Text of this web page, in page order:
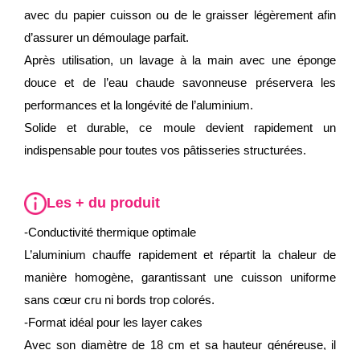
avec du papier cuisson ou de le graisser légèrement afin
d’assurer un démoulage parfait.
Après utilisation, un lavage à la main avec une éponge
douce et de l’eau chaude savonneuse préservera les
performances et la longévité de l’aluminium.
Solide et durable, ce moule devient rapidement un
indispensable pour toutes vos pâtisseries structurées.
Les + du produit
-Conductivité thermique optimale
L’aluminium chauffe rapidement et répartit la chaleur de
manière homogène, garantissant une cuisson uniforme
sans cœur cru ni bords trop colorés.
-Format idéal pour les layer cakes
Avec son diamètre de 18 cm et sa hauteur généreuse, il